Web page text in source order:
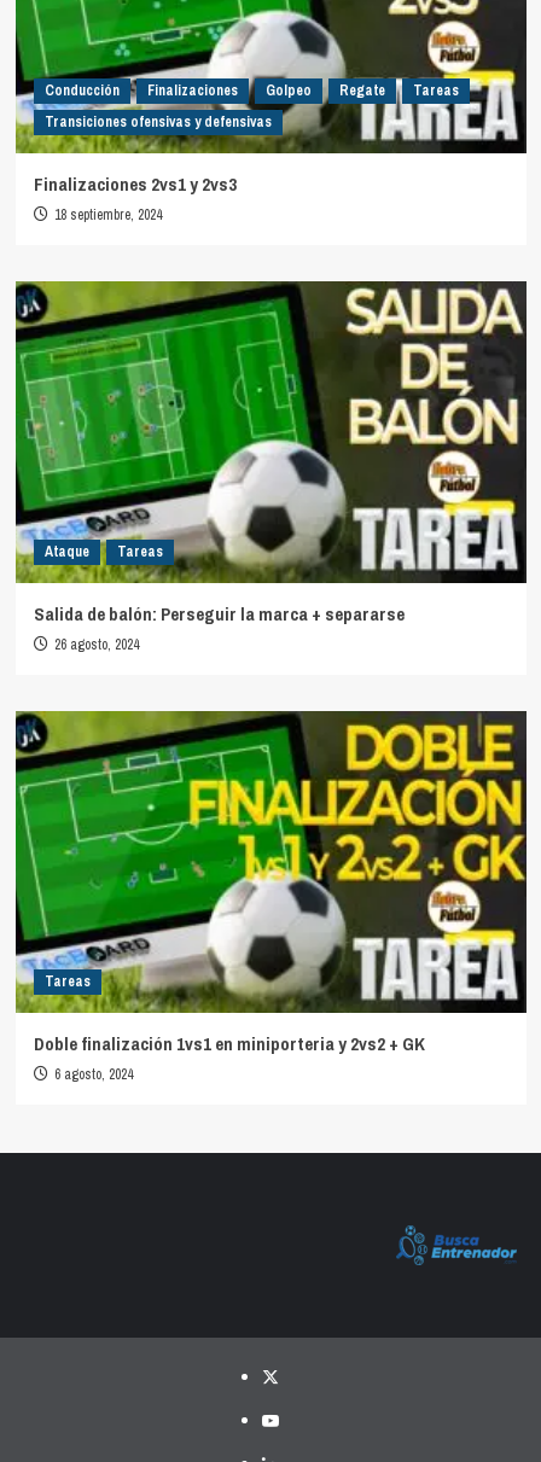
Conducción Finalizaciones Golpeo Regate
Tareas
Transiciones ofensivas y defensivas
Finalizaciones 2vs1 y 2vs3
18 septiembre, 2024
Ataque Tareas
Salida de balón: Perseguir la marca + separarse
26 agosto, 2024
Tareas
Doble finalización 1vs1 en miniporteria y 2vs2 + GK
6 agosto, 2024
Twitter
YouTube